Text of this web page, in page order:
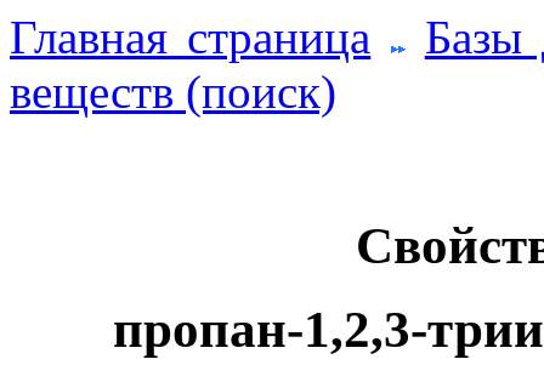
Главная страница
Базы
веществ (поиск)
пропан-1,2,3-